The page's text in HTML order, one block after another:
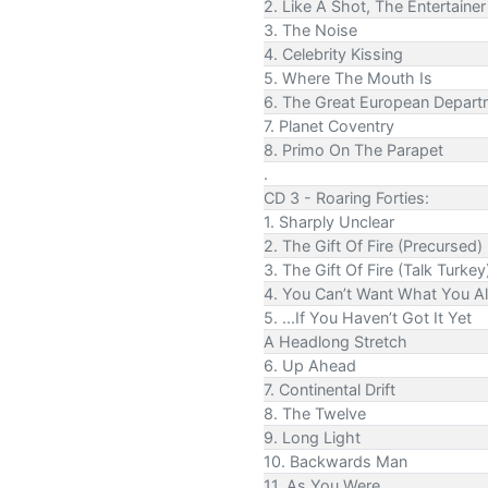
2. Like A Shot, The Entertainer
3. The Noise
4. Celebrity Kissing
5. Where The Mouth Is
6. The Great European
7. Planet Coventry
8. Primo On The Parapet
.
CD 3 - Roaring Forties:
1. Sharply Unclear
2. The Gift Of Fire (Precursed)
3. The Gift Of Fire (Talk
4. You Can’t Want What You
5. ...If You Haven’t Got It Yet
A Headlong Stretch
6. Up Ahead
7. Continental Drift
8. The Twelve
9. Long Light
10. Backwards Man